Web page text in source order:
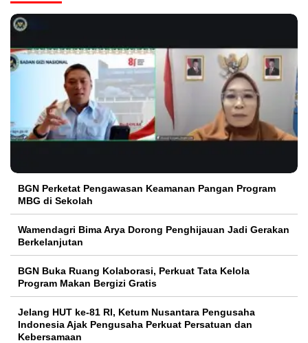
BGN Perketat Pengawasan Keamanan Pangan Program
MBG di Sekolah
Wamendagri Bima Arya Dorong Penghijauan Jadi Gerakan
Berkelanjutan
BGN Buka Ruang Kolaborasi, Perkuat Tata Kelola
Program Makan Bergizi Gratis
Jelang HUT ke-81 RI, Ketum Nusantara Pengusaha
Indonesia Ajak Pengusaha Perkuat Persatuan dan
Kebersamaan